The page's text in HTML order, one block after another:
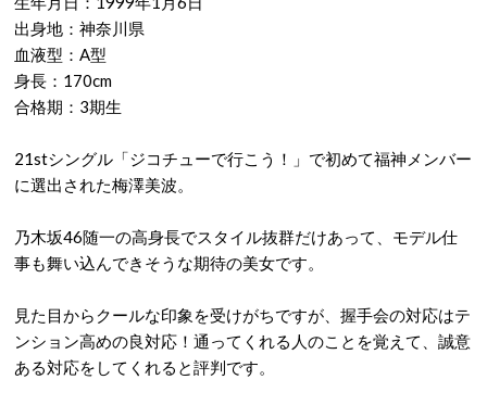
出身地：神奈川県
血液型：A型
身長：170cm
合格期：3期生
21stシングル「ジコチューで行こう！」で初めて福神メンバー
に選出された梅澤美波。
乃木坂46随一の高身長でスタイル抜群だけあって、モデル仕
事も舞い込んできそうな期待の美女です。
見た目からクールな印象を受けがちですが、握手会の対応はテ
ンション高めの良対応！通ってくれる人のことを覚えて、誠意
ある対応をしてくれると評判です。